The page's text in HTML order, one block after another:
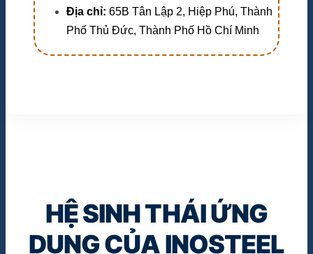
Địa chỉ: 65B Tân Lập 2, Hiệp Phú, Thành
Phố Thủ Đức, Thành Phố Hồ Chí Minh
HỆ SINH THÁI ỨNG
DỤNG CỦA INOSTEEL